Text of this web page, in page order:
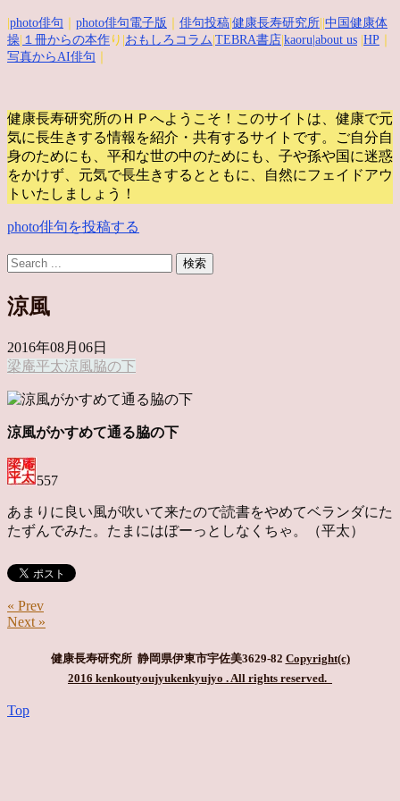
photo俳句 photo俳句電子版 俳句投稿 健康長寿研究所 中国健康体
操 １冊からの本作 り| おもしろコラム TEBRA書店 kaoru |about us HP
写真からAI俳句
健康長寿研究所のＨＰへようこそ！このサイトは、健康で元
気に長生きする情報を紹介・共有するサイトです。
ご自分自
身のためにも、平和な世の中のためにも、子や孫や国に迷惑
をかけず、元気で長生きするとともに、自然にフェイドアウ
トいたしましょう！
photo俳句を投稿する
涼風
2016年08月06日
梁庵平太涼風脇の下
涼風がかすめて通る脇の下
557
あまりに良い風が吹いて来たので読書をやめてベランダにた
たずんでみた。たまにはぼーっとしなくちゃ。（平太）
« Prev
Next »
健康長寿研究所 静岡県伊東市宇佐美3629-82 Copyright(c)
2016 kenkoutyoujyukenkyujyo . All rights reserved.
Top